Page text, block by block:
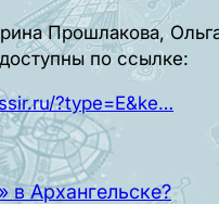
Прошлакова,
по ссылке:
?type=E&ke…
в Архангельске?